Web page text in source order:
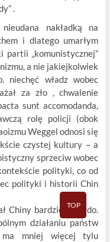
.
nakładką na
i dlatego umarłym
partii „komunistycznej”
a nie jakiejkolwiek
niechęć władz wobec
za zło , chwalenie
sunt accomodanda,
rolę policji (obok
Weggel odnosi się
czystej kultury – a
sprzeciw wobec
polityki, co od
polityki i historii Chin
Chiny bardziej twardo.
działaniu państw
ma mniej więcej tylu
TOP